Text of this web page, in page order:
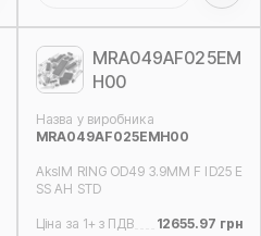
MRA049AF025EM
H00
Назва у виробника
MRA049AF025EMH00
AksIM RING OD49 3.9MM F ID25 E
SS AH STD
Ціна за 1+ з ПДВ
12655.97 грн